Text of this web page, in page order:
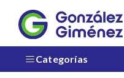
Categorías